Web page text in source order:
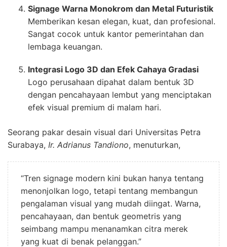
Signage Warna Monokrom dan Metal Futuristik
Memberikan kesan elegan, kuat, dan profesional.
Sangat cocok untuk kantor pemerintahan dan
lembaga keuangan.
Integrasi Logo 3D dan Efek Cahaya Gradasi
Logo perusahaan dipahat dalam bentuk 3D
dengan pencahayaan lembut yang menciptakan
efek visual premium di malam hari.
Seorang pakar desain visual dari Universitas Petra
Surabaya, Ir. Adrianus Tandiono, menuturkan,
“Tren signage modern kini bukan hanya tentang
menonjolkan logo, tetapi tentang membangun
pengalaman visual yang mudah diingat. Warna,
pencahayaan, dan bentuk geometris yang
seimbang mampu menanamkan citra merek
yang kuat di benak pelanggan.”